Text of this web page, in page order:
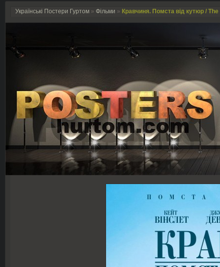
Українські Постери Гуртом » Фільми » Кравчиня. Помста від кутюр /